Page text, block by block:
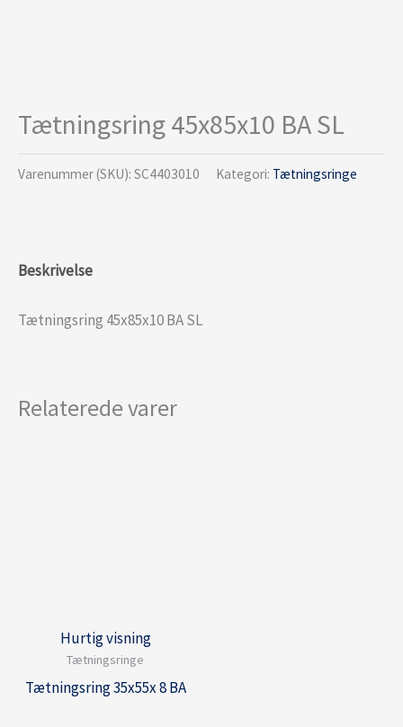
Tætningsring 45x85x10 BA SL
Varenummer (SKU): SC4403010 Kategori: Tætningsringe
Beskrivelse
Tætningsring 45x85x10 BA SL
Relaterede varer
Hurtig visning
Tætningsringe
Tætningsring 35x55x 8 BA